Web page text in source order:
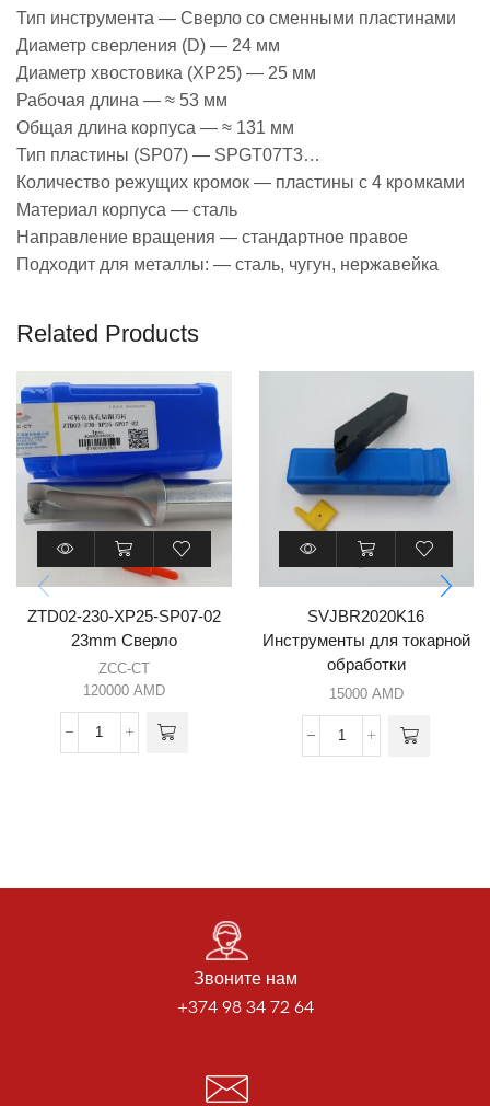
Тип инструмента — Сверло со сменными пластинами
Диаметр сверления (D) — 24 мм
Диаметр хвостовика (XP25) — 25 мм
Рабочая длина — ≈ 53 мм
Общая длина корпуса — ≈ 131 мм
Тип пластины (SP07) — SPGT07T3…
Количество режущих кромок — пластины с 4 кромками
Материал корпуса — сталь
Направление вращения — стандартное правое
Подходит для металлы: — сталь, чугун, нержавейка
Related Products
ZTD02-230-XP25-SP07-02
23mm Сверло
ZCC-CT
120000 AMD
SVJBR2020K16
Инструменты для токарной
обработки
15000 AMD
Звоните нам
+374 98 34 72 64